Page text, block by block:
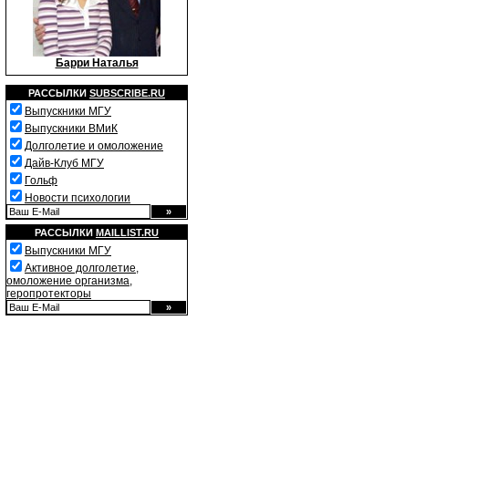
Барри Наталья
РАССЫЛКИ SUBSCRIBE.RU
Выпускники МГУ
Выпускники ВМиК
Долголетие и омоложение
Дайв-Клуб МГУ
Гольф
Новости психологии
РАССЫЛКИ MAILLIST.RU
Выпускники МГУ
Активное долголетие,
омоложение организма,
геропротекторы